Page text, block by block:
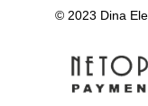
© 2023 Dina